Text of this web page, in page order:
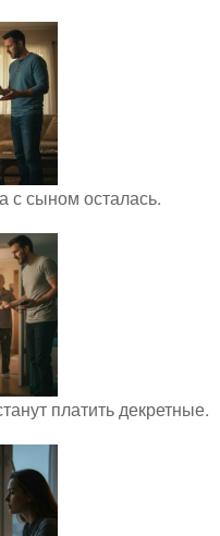
с сыном осталась.
платить декретные.